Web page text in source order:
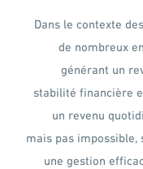
Dans le contexte
de nombreux
générant un
stabilité financière
un revenu
mais pas
une gestion